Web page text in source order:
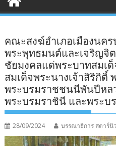
คณะสงฆ์อำเภอเมืองนค
พระพุทธมนต์และเจริญจิ
ชัยมงคลแด่พระบาทสมเด็
สมเด็จพระนางเจ้าสิริกิติ์
พระบรมราชชนนีพันปีหล
พระบรมราชินี และพระบ
28/09/2024 บรรณาธิการ สตาร์นิ